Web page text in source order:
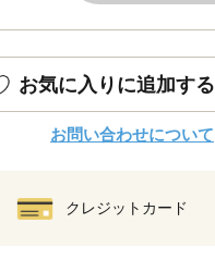
お気に入りに追加する
お問い合わせについて
クレジットカード